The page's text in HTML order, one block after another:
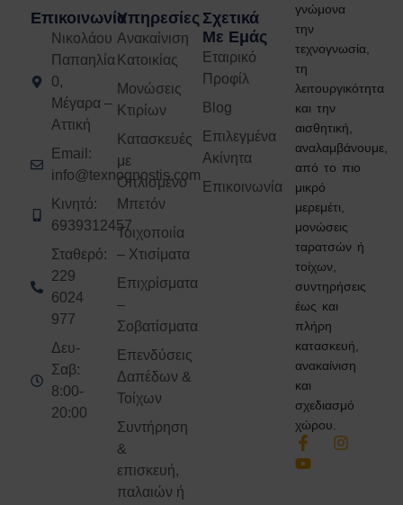
γνώμονα
την
τεχνογνωσία,
τη
λειτουργικότητα
και την
αισθητική,
αναλαμβάνουμε,
από το πιο
μικρό
μερεμέτι,
μονώσεις
ταρατσών ή
τοίχων,
συντηρήσεις
έως και
πλήρη
κατασκευή,
ανακαίνιση
και
σχεδιασμό
χώρου.
Σχετικά
Με Εμάς
Εταιρικό
Προφίλ
Blog
Επιλεγμένα
Ακίνητα
Επικοινωνία
Υπηρεσίες
Ανακαίνιση
Κατοικίας
Μονώσεις
Κτιρίων
Κατασκευές
με
Οπλισμένο
Μπετόν
Τοιχοποιία
– Χτισίματα
Επιχρίσματα
–
Σοβατίσματα
Επενδύσεις
Δαπέδων &
Τοίχων
Συντήρηση
&
επισκευή,
παλαιών ή
Επικοινωνία
Νικολάου
Παπαηλία
0,
Μέγαρα –
Αττική
Email:
info@texnognostis.com
Κινητό:
6939312457
Σταθερό:
229
6024
977
Δευ-
Σαβ:
8:00-
20:00